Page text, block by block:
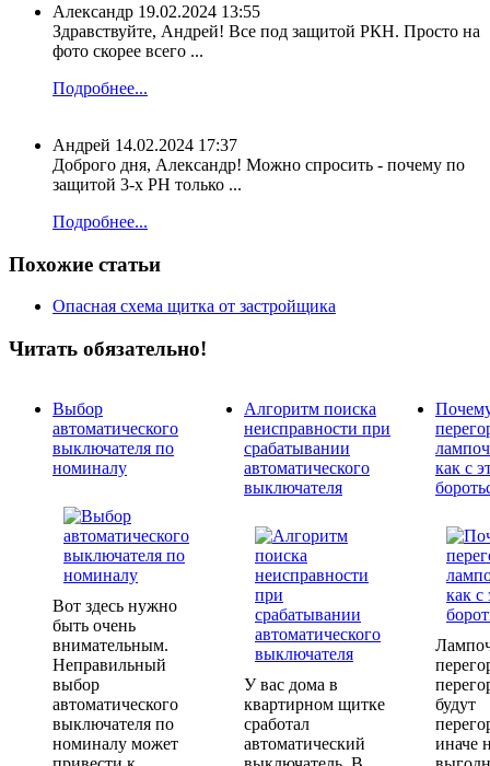
Александр 19.02.2024 13:55
Здравствуйте, Андрей! Все под защитой РКН. Просто на
фото скорее всего ...
Подробнее...
Андрей 14.02.2024 17:37
Доброго дня, Александр! Можно спросить - почему по
защитой 3-х РН только ...
Подробнее...
Похожие статьи
Опасная схема щитка от застройщика
Читать обязательно!
Выбор
автоматического
выключателя по
номиналу
Вот здесь нужно
быть очень
внимательным.
Неправильный
выбор
автоматического
выключателя по
номиналу может
Алгоритм поиска
неисправности при
срабатывании
автоматического
выключателя
У вас дома в
квартирном щитке
сработал
автоматический
как с
будут
иначе